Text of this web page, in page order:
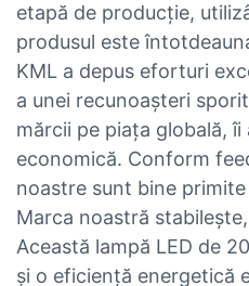
etapă de producție,
produsul este
KML a depus eforturi
a unei recunoașteri
mărcii pe piața globală,
economică. Conform
noastre sunt bine
Marca noastră
Această lampă LED de
și o eficiență energetică